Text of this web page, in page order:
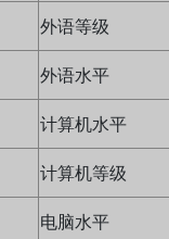
外语等级
外语水平
计算机水平
计算机等级
电脑水平